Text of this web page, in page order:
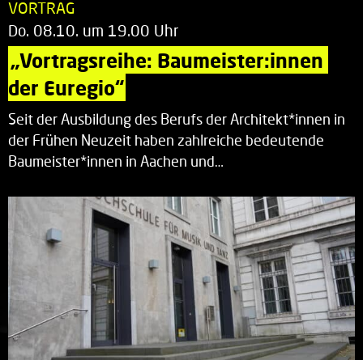
VORTRAG
Do. 08.10. um 19.00 Uhr
„Vortragsreihe: Baumeister:innen
der Euregio“
Seit der Ausbildung des Berufs der Architekt*innen in
der Frühen Neuzeit haben zahlreiche bedeutende
Baumeister*innen in Aachen und…